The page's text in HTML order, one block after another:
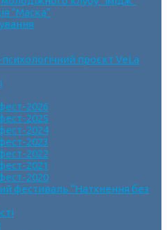
“Маска”
проєкт VeLa
2026
2025
2024
2023
2022
2021
2020
фестиваль “Натхнення без